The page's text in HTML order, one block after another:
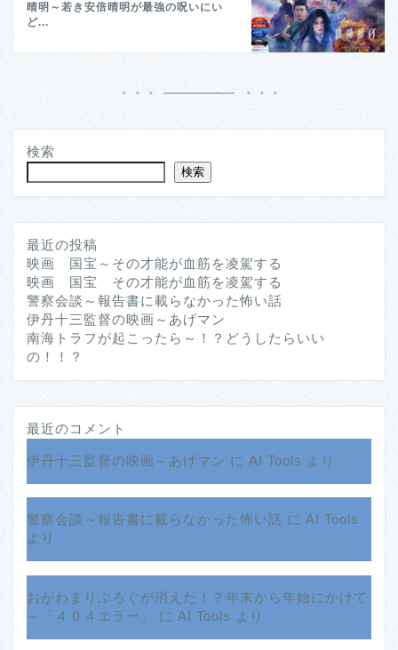
晴明～若き安倍晴明が最強の呪いにい
ど...
検索
検索
最近の投稿
映画 国宝～その才能が血筋を凌駕する
映画 国宝 その才能が血筋を凌駕する
警察会談～報告書に載らなかった怖い話
伊丹十三監督の映画～あげマン
南海トラフが起こったら～！？どうしたらいい
の！！？
最近のコメント
伊丹十三監督の映画～あげマン に AI Tools より
警察会談～報告書に載らなかった怖い話 に AI Tools
より
おがわまりぶろぐが消えた！？年末から年始にかけて
～「４０４エラー」
に AI Tools より
ホーム